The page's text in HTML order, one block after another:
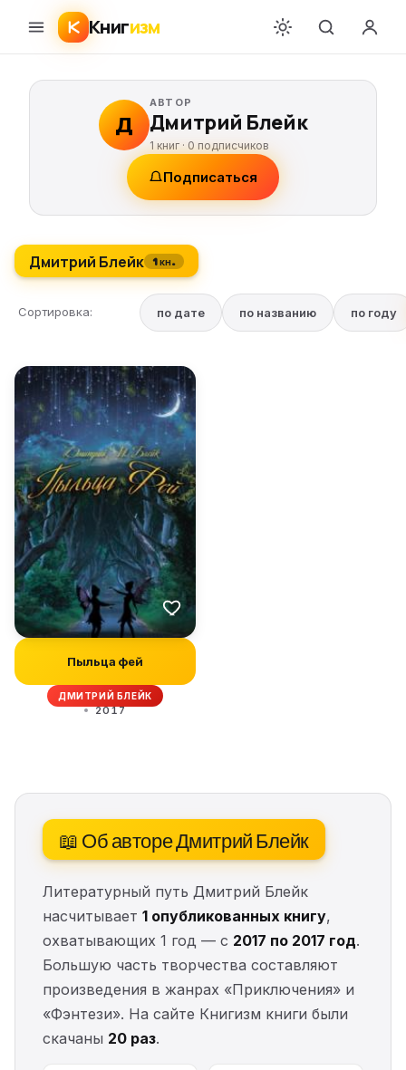
Книгизм
Д
АВТОР
Дмитрий Блейк
1 книг · 0 подписчиков
Подписаться
Дмитрий Блейк 1 кн.
Сортировка: по дате по названию по году
Пыльца фей
ДМИТРИЙ БЛЕЙК
2017
📖 Об авторе Дмитрий Блейк
Литературный путь Дмитрий Блейк
насчитывает 1 опубликованных книгу,
охватывающих 1 год — с 2017 по 2017 год.
Большую часть творчества составляют
произведения в жанрах «Приключения» и
«Фэнтези». На сайте Книгизм книги были
скачаны 20 раз.